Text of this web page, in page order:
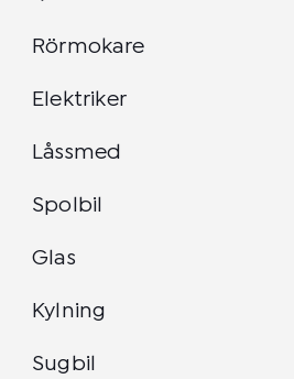
Rörmokare
Elektriker
Låssmed
Spolbil
Glas
Kylning
Sugbil